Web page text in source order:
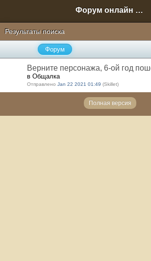
Форум онлайн игры "Новая Эра" (Нюра Биз)
Результаты поиска
Форум
Верните персонажа, 6-ой год
в Общалка
Отправлено Jan 22 2021 01:49 (Skillet)
Полная версия